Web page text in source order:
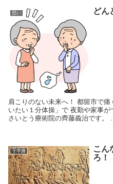
思い どん
肩こりのない未来へ！ 都留市で
いたい１分体操」で 夜勤や家事
さいとう療術院の齊藤義治です。
下半身
こん
ろ！